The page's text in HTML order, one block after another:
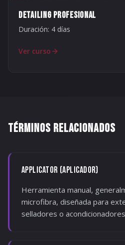
DETAILING PROFESIONAL
Duración: 4 días
Ver curso
TÉRMINOS RELACIONADOS
APPLICATOR (APLICADOR)
Herramienta manual,
microfibra, diseñada para
selladores o